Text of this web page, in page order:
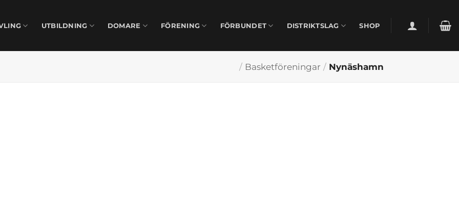
UTBILDNING DOMARE FÖRENING FÖRBUNDET DISTRIKTSLAG SHOP
/ Basketföreningar / Nynäshamn